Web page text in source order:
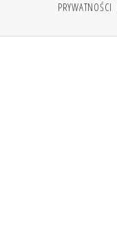
PRYWATNOŚCI